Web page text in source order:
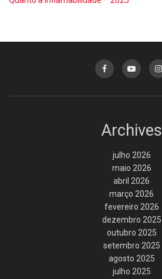
Archives
julho 2026
maio 2026
abril 2026
março 2026
fevereiro 2026
dezembro 2025
outubro 2025
setembro 2025
agosto 2025
julho 2025